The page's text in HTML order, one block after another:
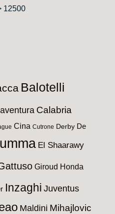
12500
Balotelli
Calabria
Cina Cutrone Derby De
El Shaarawy
Giroud Honda
Inzaghi Juventus
Maldini Mihajlovic